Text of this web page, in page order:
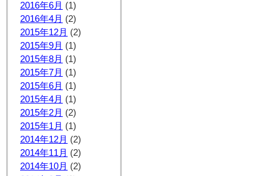
2016年6月 (1)
2016年4月 (2)
2015年12月 (2)
2015年9月 (1)
2015年8月 (1)
2015年7月 (1)
2015年6月 (1)
2015年4月 (1)
2015年2月 (2)
2015年1月 (1)
2014年12月 (2)
2014年11月 (2)
2014年10月 (2)